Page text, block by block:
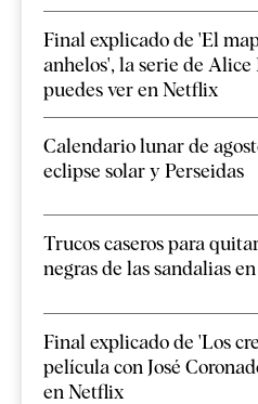
Final explicado de 'El
anhelos', la serie de
puedes ver en Netflix
Calendario lunar de
eclipse solar y Perseidas
Trucos caseros para
negras de las sandalias
Final explicado de 'Los
película con José
en Netflix